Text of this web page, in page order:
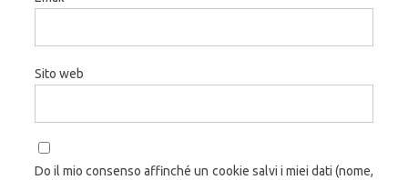
Sito web
Do il mio consenso affinché un cookie salvi i miei dati (nome,